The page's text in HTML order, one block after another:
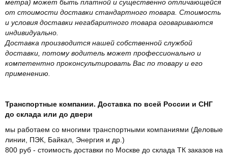
метра) может быть платной и существенно отличающейся
от стоимости доставки стандартного товара. Стоимость
и условия доставки негабаритного товара оговариваются
индивидуально.
Доставка производится нашей собственной службой
доставки, потому водитель может профессионально и
компетентно проконсультировать Вас по товару и его
применению.
Транспортные компании. Доставка по всей России и СНГ
до склада или до двери
мы работаем со многими транспортными компаниями (Деловые
линии, ПЭК, Байкал, Энергия и др.)
800 руб - стоимость доставки по Москве до склада ТК заказов на